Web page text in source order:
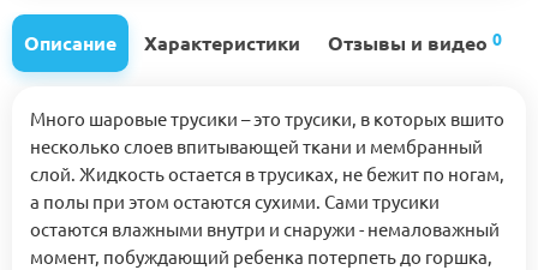
Описание Характеристики Отзывы и видео 0
Много шаровые трусики – это трусики, в которых вшито
несколько слоев впитывающей ткани и мембранный
слой. Жидкость остается в трусиках, не бежит по ногам,
а полы при этом остаются сухими. Сами трусики
остаются влажными внутри и снаружи - немаловажный
момент, побуждающий ребенка потерпеть до горшка,